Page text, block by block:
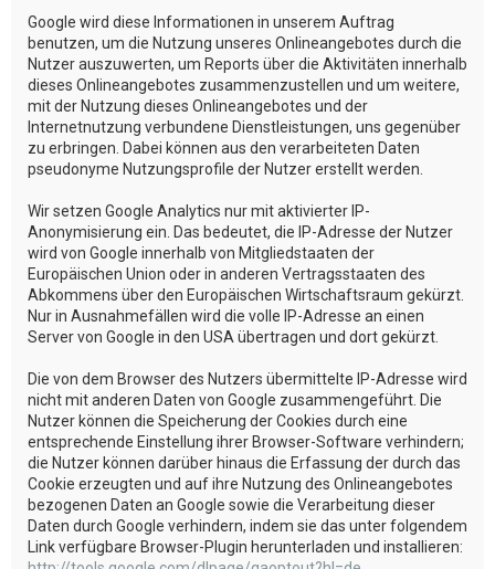
Google wird diese Informationen in unserem Auftrag
benutzen, um die Nutzung unseres Onlineangebotes durch die
Nutzer auszuwerten, um Reports über die Aktivitäten innerhalb
dieses Onlineangebotes zusammenzustellen und um weitere,
mit der Nutzung dieses Onlineangebotes und der
Internetnutzung verbundene Dienstleistungen, uns gegenüber
zu erbringen. Dabei können aus den verarbeiteten Daten
pseudonyme Nutzungsprofile der Nutzer erstellt werden.
Wir setzen Google Analytics nur mit aktivierter IP-
Anonymisierung ein. Das bedeutet, die IP-Adresse der Nutzer
wird von Google innerhalb von Mitgliedstaaten der
Europäischen Union oder in anderen Vertragsstaaten des
Abkommens über den Europäischen Wirtschaftsraum gekürzt.
Nur in Ausnahmefällen wird die volle IP-Adresse an einen
Server von Google in den USA übertragen und dort gekürzt.
Die von dem Browser des Nutzers übermittelte IP-Adresse wird
nicht mit anderen Daten von Google zusammengeführt. Die
Nutzer können die Speicherung der Cookies durch eine
entsprechende Einstellung ihrer Browser-Software verhindern;
die Nutzer können darüber hinaus die Erfassung der durch das
Cookie erzeugten und auf ihre Nutzung des Onlineangebotes
bezogenen Daten an Google sowie die Verarbeitung dieser
Daten durch Google verhindern, indem sie das unter folgendem
Link verfügbare Browser-Plugin herunterladen und installieren: